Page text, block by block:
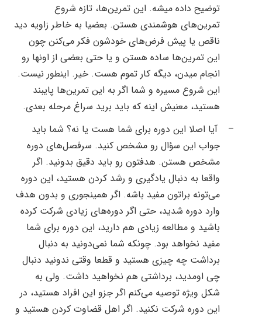
توضیح داده میشه. این تمرین‌ها، تازه شروع
تمرین‌های هوشمندی هستن. بعضیا به خاطر زاویه دید
ناقص یا پیش فرض‌های خودشون فکر می‌کنن چون
این تمرین‌ها ساده هستن و یا حتی بعضی از اونها رو
انجام میدن، دیگه کار تموم هست. خیر. اینطور نیست.
این شروع مسیره و شما اگر به این تمرین‌ها پایبند
هستید، معنیش اینه که باید برید سراغ مرحله بعدی.
–
آیا اصلا این دوره برای شما هست یا نه؟ شما باید
جواب این سؤال رو مشخص کنید. سرفصل‌های دوره
مشخص هستن. هدفتون رو باید دقیق بدونید. اگر
واقعا به دنبال یادگیری و رشد کردن هستید، این دوره
می‌تونه براتون مفید باشه. اگر همینجوری و بدون هدف
وارد دوره شدید، حتی اگر دوره‌های زیادی شرکت کرده
باشید و مطالعه زیادی هم دارید، این دوره برای شما
مفید نخواهد بود. چونکه شما نمی‌دونید به دنبال
برداشت چه چیزی هستید و قطعا وقتی ندونید دنبال
چی اومدید، برداشتی هم نخواهید داشت. ولی به
شکل ویژه توصیه می‌کنم اگر جزو این افراد هستید، در
این دوره شرکت نکنید. اگر اهل قضاوت کردن هستید و